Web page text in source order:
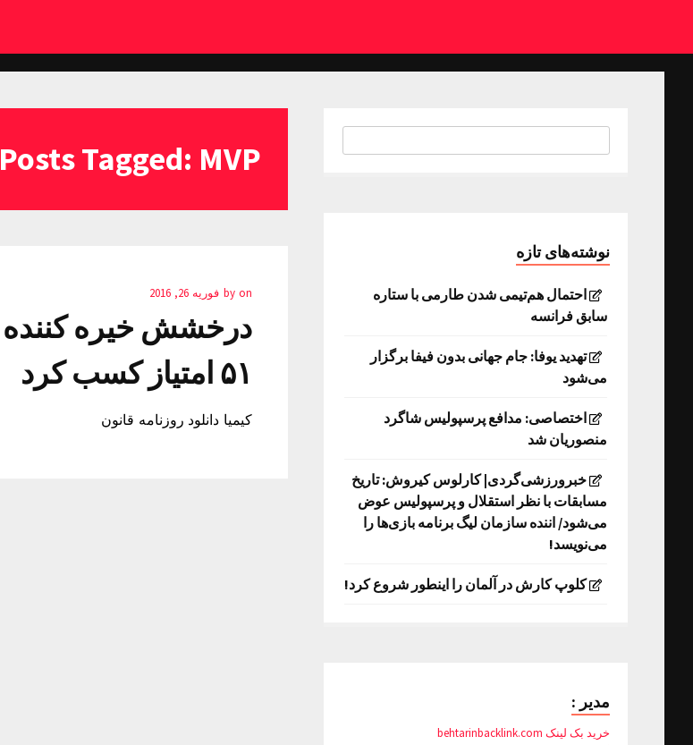
Posts Tagged: MVP/استفان
by on فوریه 26, 2016
۵۱ امتیاز کسب کرد
کیمیا دانلود روزنامه قانون
نوشته‌های تازه
احتمال هم‌تیمی شدن طارمی با ستاره
سابق فرانسه
تهدید یوفا: جام جهانی بدون فیفا برگزار
می‌شود
اختصاصی: مدافع پرسپولیس شاگرد
منصوریان شد
خبرورزشی‌گردی| کارلوس کیروش: تاریخ
مسابقات با نظر استقلال و پرسپولیس عوض
می‌شود/ اننده سازمان لیگ برنامه بازی‌ها را
می‌نویسد!
کلوپ کارش در آلمان را اینطور شروع کرد!
مدیر :
خرید بک لینک behtarinbacklink.com